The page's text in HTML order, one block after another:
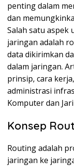
penting dalam
dan
Salah satu
jaringan adalah
data dikirimkan
dalam jaringan.
prinsip, cara
administrasi
Komputer dan
Konsep
Routing adalah
jaringan ke